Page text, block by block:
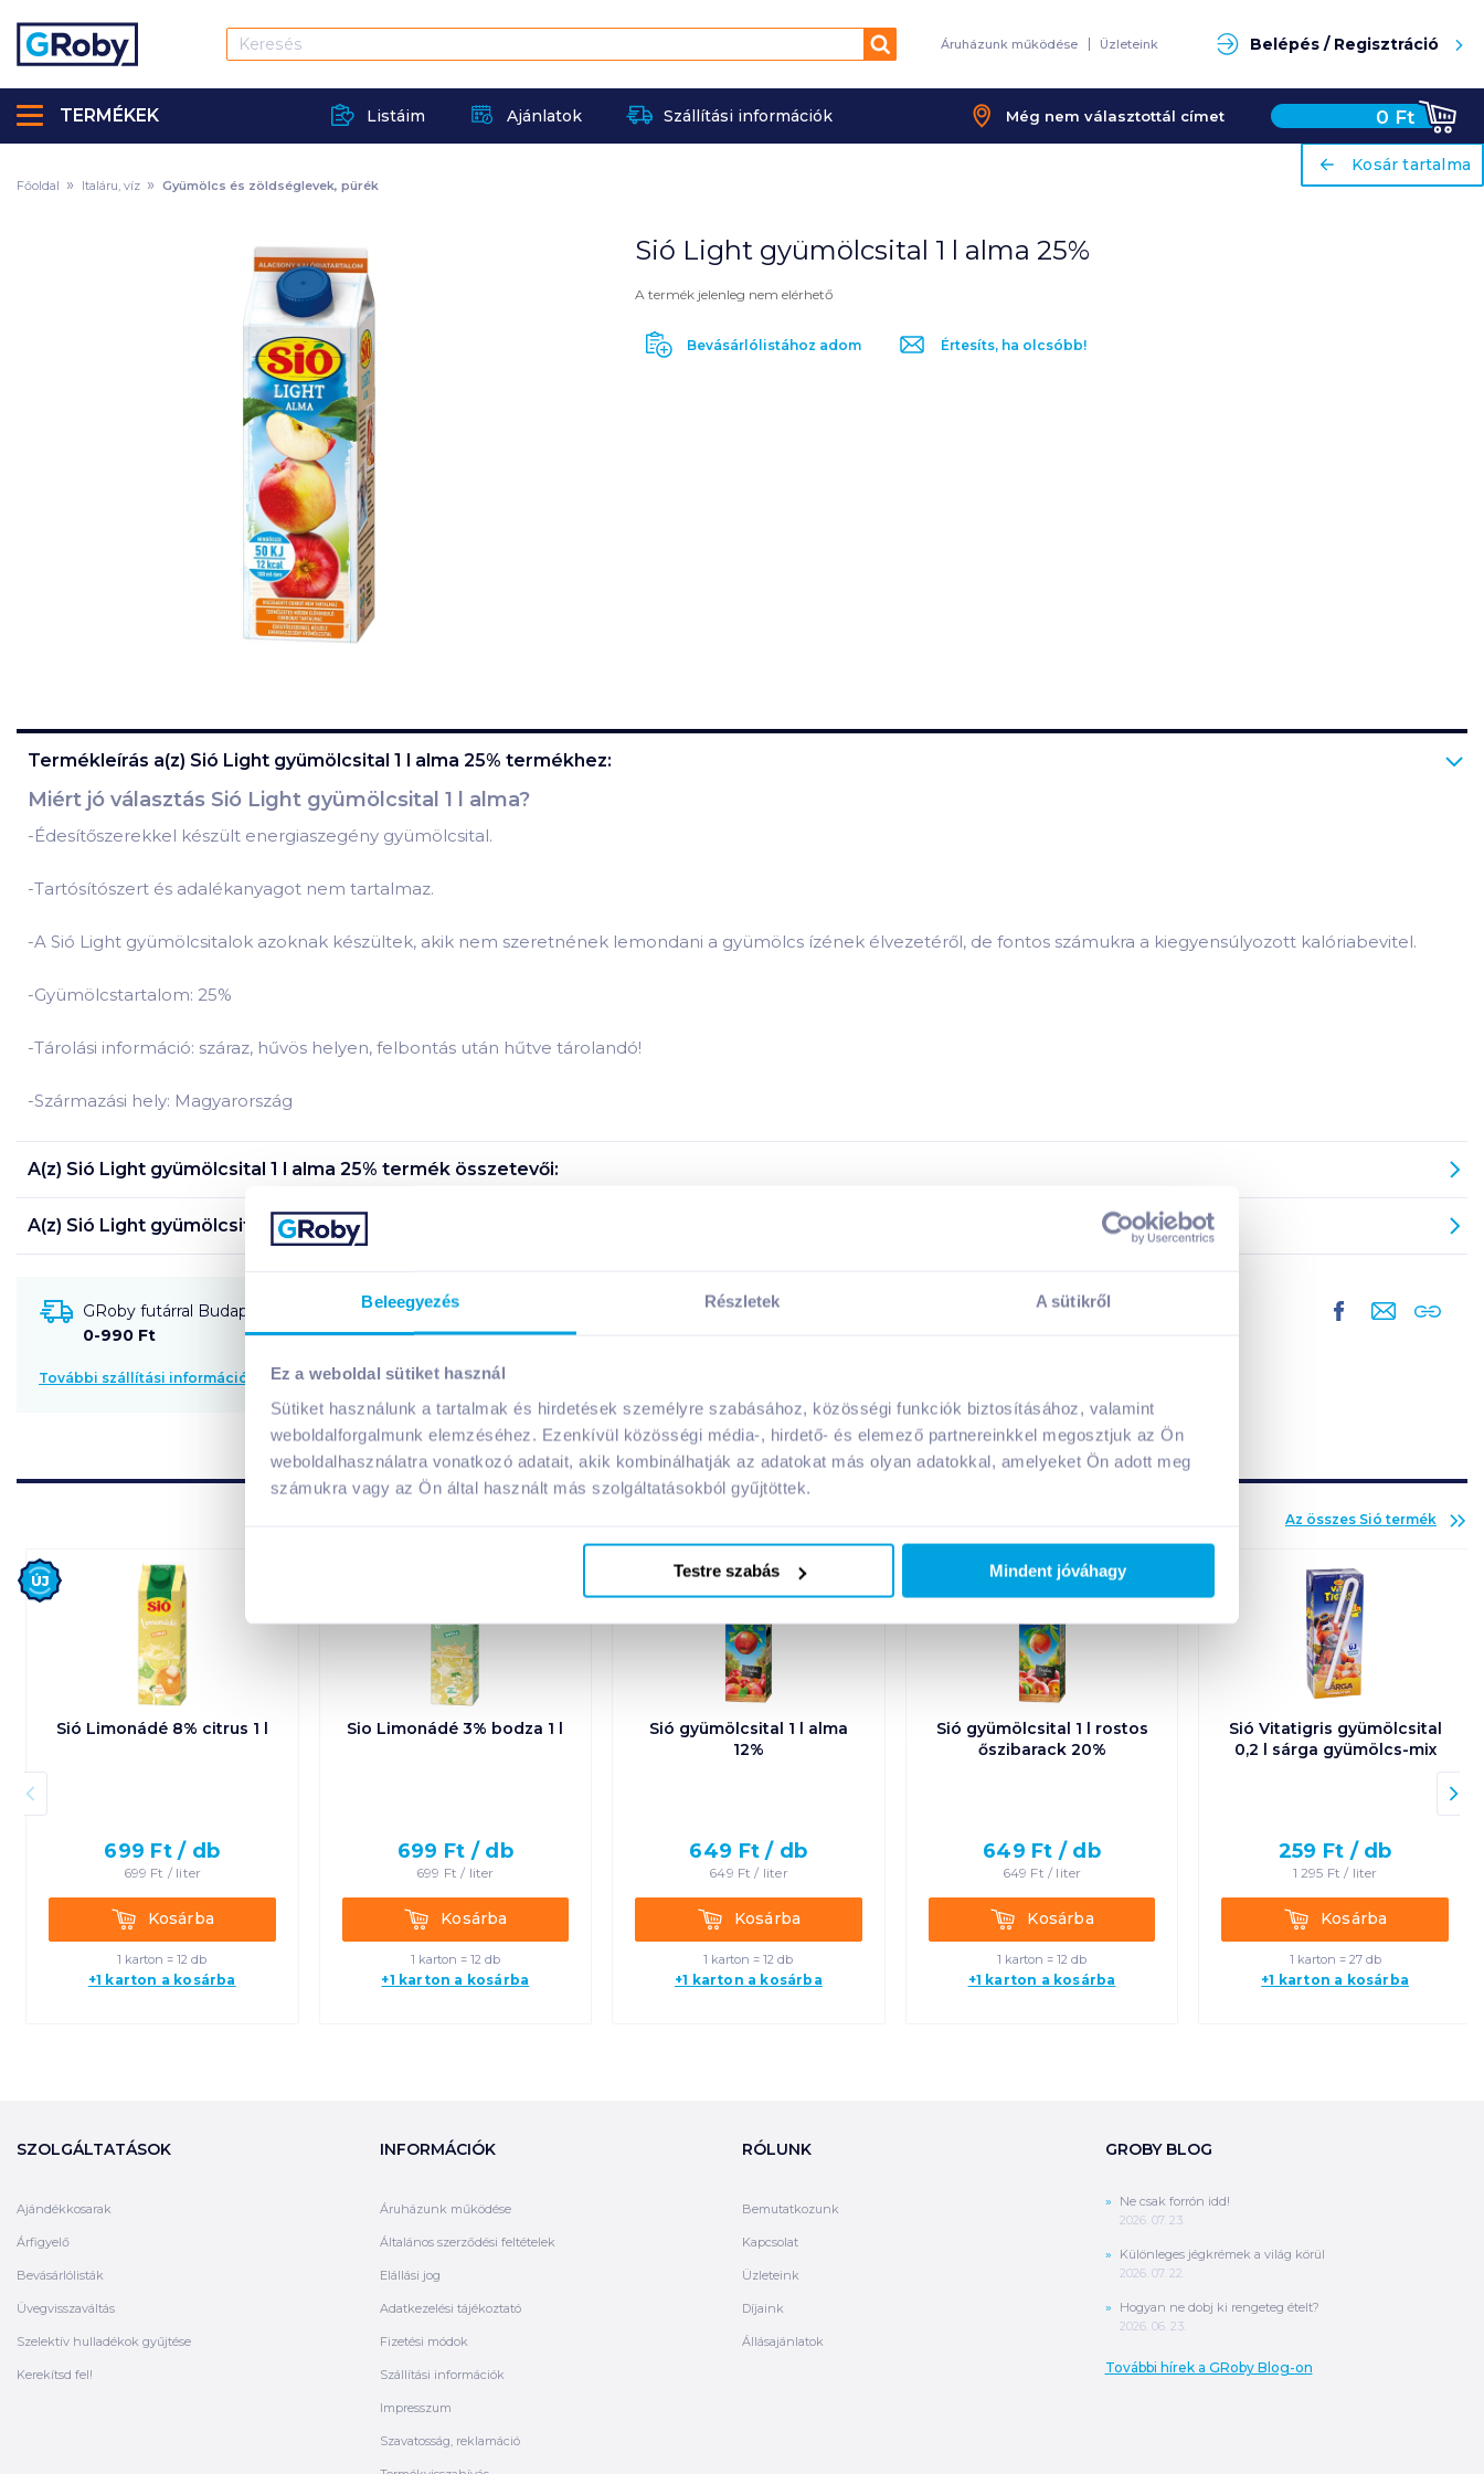
Beleegyezés Részletek A sütikről
Ez a weboldal sütiket használ
Sütiket használunk a tartalmak és hirdetések személyre szabásához, közösségi funkciók biztosításához, valamint
weboldalforgalmunk elemzéséhez. Ezenkívül közösségi média-, hirdető- és elemező partnereinkkel megosztjuk az Ön
weboldalhasználatra vonatkozó adatait, akik kombinálhatják az adatokat más olyan adatokkal, amelyeket Ön adott meg
számukra vagy az Ön által használt más szolgáltatásokból gyűjtöttek.
Testre szabás Mindent jóváhagy
Keresés Áruházunk működése Üzleteink Belépés / Regisztráció
Listáim Ajánlatok Szállítási információk Még nem választottál címet 0 Ft
TERMÉKEK
ariaLabel
Kosár tartalma
Főoldal Italáru, víz Gyümölcs és zöldséglevek, pürék
Sió Light gyümölcsital 1 l alma 25%
A termék jelenleg nem elérhető
Bevásárlólistához adom Értesíts, ha olcsóbb!
Termékleírás a(z) Sió Light gyümölcsital 1 l alma 25% termékhez:
Miért jó választás Sió Light gyümölcsital 1 l alma?
-Édesítőszerekkel készült energiaszegény gyümölcsital.
-Tartósítószert és adalékanyagot nem tartalmaz.
-A Sió Light gyümölcsitalok azoknak készültek, akik nem szeretnének lemondani a gyümölcs ízének élvezetéről, de fontos számukra a kiegyensúlyozott kalóriabevitel.
-Gyümölcstartalom: 25%
-Tárolási információ: száraz, hűvös helyen, felbontás után hűtve tárolandó!
-Származási hely: Magyarország
A(z) Sió Light gyümölcsital 1 l alma 25% termék összetevői:
A(z) Sió Light gyümölcsital 1 l alma 25%
GRoby futárral Budapestre és környékére szállítható
0-990 Ft
További szállítási információk
A márka további termékei
Az összes Sió termék
Sió Limonádé 8% citrus 1 l
699 Ft / db
699 Ft / liter
KosárbaKosárba
1 karton = 12 db
+1 karton a kosárba
Új
Sio Limonádé 3% bodza 1 l
699 Ft / db
699 Ft / liter
KosárbaKosárba
1 karton = 12 db
+1 karton a kosárba
Sió gyümölcsital 1 l alma
12%
649 Ft / db
649 Ft / liter
KosárbaKosárba
1 karton = 12 db
+1 karton a kosárba
Sió gyümölcsital 1 l rostos
őszibarack 20%
649 Ft / db
649 Ft / liter
KosárbaKosárba
1 karton = 12 db
+1 karton a kosárba
Sió Vitatigris gyümölcsital
0,2 l sárga gyümölcs-mix
259 Ft / db
1 295 Ft / liter
KosárbaKosárba
1 karton = 27 db
+1 karton a kosárba
SZOLGÁLTATÁSOK
Ajándékkosarak
Árfigyelő
Bevásárlólisták
Üvegvisszaváltás
Szelektív hulladékok gyűjtése
Kerekítsd fel!
INFORMÁCIÓK
Áruházunk működése
Általános szerződési feltételek
Elállási jog
Adatkezelési tájékoztató
Fizetési módok
Szállítási információk
Impresszum
Szavatosság, reklamáció
RÓLUNK
Bemutatkozunk
Kapcsolat
Üzleteink
Díjaink
Állásajánlatok
GROBY BLOG
Ne csak forrón idd!
2026. 07. 23.
Különleges jégkrémek a világ körül
2026. 07. 22.
Hogyan ne dobj ki rengeteg ételt?
2026. 06. 23.
További hírek a GRoby Blog-on